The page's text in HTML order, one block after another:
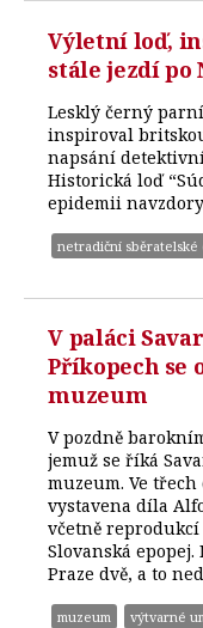
Výletní loď,
stále jezdí po
Lesklý černý
inspiroval
napsání
Historická loď
epidemii
netradiční sběratelské
V paláci
Příkopech se
muzeum
V pozdně
jemuž se říká
muzeum. Ve
vystavena díla
včetně
Slovanská
Praze dvě, a to
muzeum výtvarné